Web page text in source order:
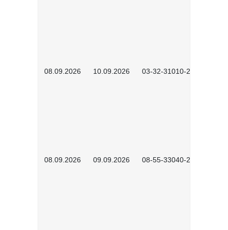
08.09.2026 10.09.2026 03-32-31010-2606
08.09.2026 09.09.2026 08-55-33040-2602